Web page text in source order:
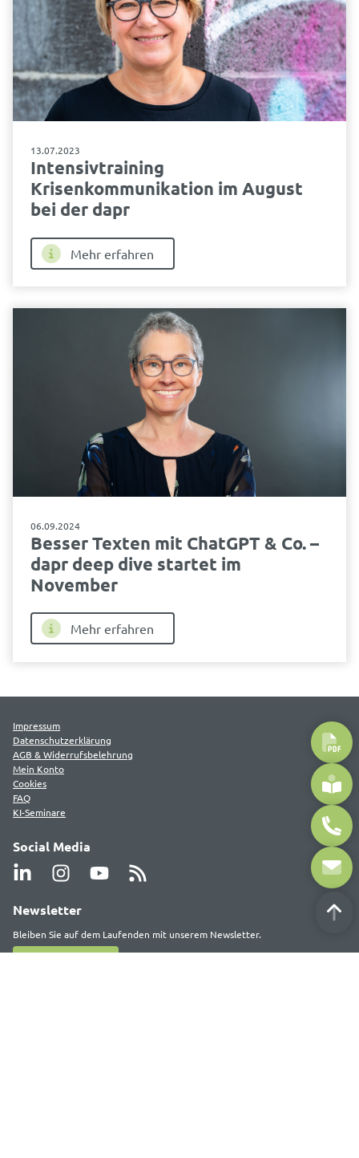
13.07.2023
Intensivtraining
Krisenkommunikation im August
bei der dapr
Mehr erfahren
06.09.2024
Besser Texten mit ChatGPT & Co. –
dapr deep dive startet im
November
Mehr erfahren
Impressum
Datenschutzerklärung
AGB & Widerrufsbelehrung
Mein Konto
Cookies
FAQ
KI-Seminare
Social Media
Newsletter
Bleiben Sie auf dem Laufenden mit unserem Newsletter.